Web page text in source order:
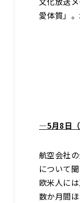
愛体質」
―5月8日
航空会社
について
欧米人に
数か月間